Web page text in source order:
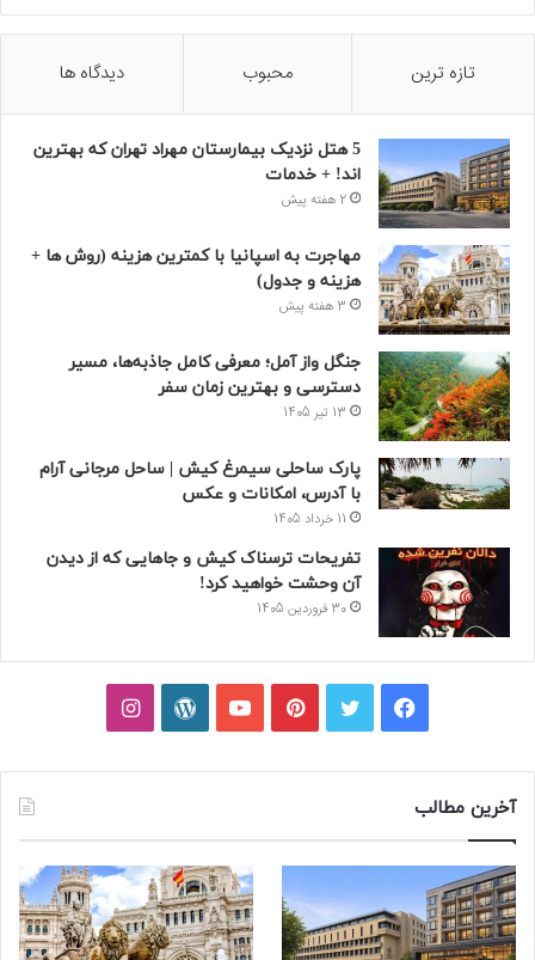
تازه ترین محبوب دیدگاه ها
5 هتل نزدیک بیمارستان مهراد تهران که بهترین‌
اند! + خدمات
2 هفته پیش
مهاجرت به اسپانیا با کمترین هزینه (روش ها +
هزینه و جدول)
3 هفته پیش
جنگل واز آمل؛ معرفی کامل جاذبه‌ها، مسیر
دسترسی و بهترین زمان سفر
13 تیر 1405
پارک ساحلی سیمرغ کیش | ساحل مرجانی آرام
با آدرس، امکانات و عکس
11 خرداد 1405
تفریحات ترسناک کیش و جاهایی که از دیدن
آن وحشت خواهید کرد!
30 فروردین 1405
فیسبوکتوییترپینتریستیوتیوبوردپرساینستاگرام
آخرین مطالب